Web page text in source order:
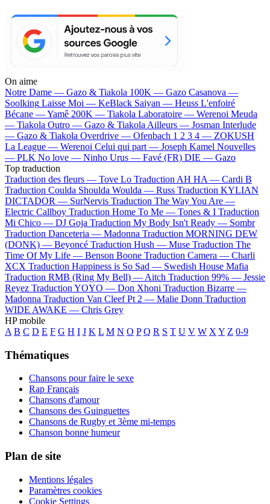
On aime
Notre Dame — Gazo & Tiakola 100K — Gazo Casanova —
Soolking Laisse Moi — KeBlack Saiyan — Heuss L'enfoiré
Bécane —Yamê 200K — Tiakola Laboratoire — Werenoi Meuda
— Tiakola Outro — Gazo & Tiakola Ailleurs — Josman Interlude
— Gazo & Tiakola Overdrive — Ofenbach 1 2 3 4 — ZOKUSH
La League — Werenoi Celui qui part — Joseph Kamel Nouvelles
— PLK No love — Ninho Urus — Favé (FR) DIE — Gazo
Top traduction
Traduction des fleurs — Tove Lo Traduction AH HA — Cardi B
Traduction Coulda Shoulda Woulda — Russ Traduction KYLIAN
DICTADOR — SurNervis Traduction The Way You Are —
Electric Callboy Traduction Home To Me — Tones & I Traduction
Mi Chico — DJ Goja Traduction My Body Isn't Ready — Sombr
Traduction Danceteria — Madonna Traduction MORNING DEW
(DONK) — Beyoncé Traduction Hush — Muse Traduction The
Time Of My Life — Benson Boone Traduction Camera — Charli
XCX Traduction Happiness is So Sad — Swedish House Mafia
Traduction RMB (Ring My Bell) — Aitch Traduction 99% — Jessie
Reyez Traduction YOYO — Don Xhoni Traduction Bizarre —
Madonna Traduction Van Cleef Pt 2 — Malie Donn Traduction
WIDE AWAKE — Chris Grey
HP mobile
A B C D E F G H I J K L M N O P Q R S T U V W X Y Z 0-9
Thématiques
Chansons pour faire le sexe
Rap Français
Chansons d'amour
Chansons des Guinguettes
Chansons de Rugby et 3ème mi-temps
Chanson bonne humeur
Plan de site
Mentions légales
Paramètres cookies
Cookie Settings